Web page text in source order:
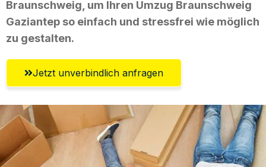
Braunschweig, um Ihren Umzug Braunschweig
Gaziantep so einfach und stressfrei wie möglich
zu gestalten.
Jetzt unverbindlich anfragen